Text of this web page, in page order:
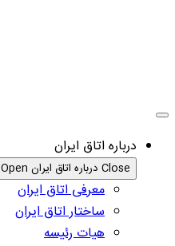
درباره اتاق ایران
Close درباره اتاق ایران Open درباره اتاق ایران
معرفی اتاق ایران
ساختار اتاق ایران
هیات رئیسه